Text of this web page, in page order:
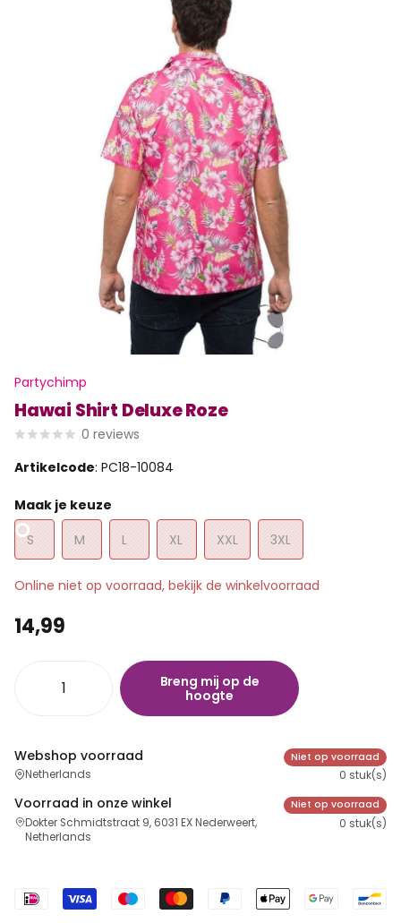
Partychimp
Hawai Shirt Deluxe Roze
0 reviews
Artikelcode: PC18-10084
Maak je keuze
S
M L XL XXL 3XL
Online niet op voorraad, bekijk de winkelvoorraad
14,99
Breng mij op de
hoogte
Webshop voorraad
Netherlands
Niet op voorraad
0 stuk(s)
Voorraad in onze winkel
Dokter Schmidtstraat 9, 6031 EX Nederweert,
Netherlands
Niet op voorraad
0 stuk(s)